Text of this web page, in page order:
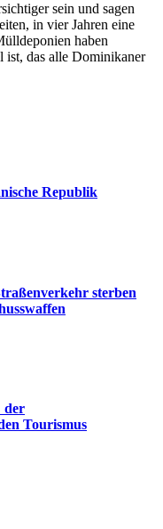
sein und sagen
in vier Jahren eine
haben
ist, das alle Dominikaner
Republik
sterben
der
Tourismus